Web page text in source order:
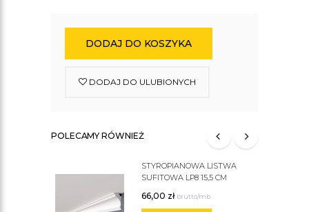
DODAJ DO KOSZYKA
DODAJ DO ULUBIONYCH
POLECAMY RÓWNIEŻ
STYROPIANOWA LISTWA
SUFITOWA LP8 15,5 CM
66,00 zł brutto/mb